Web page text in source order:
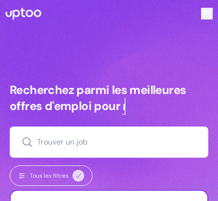
Recherchez parmi les meilleures
Recherchez parmi les meilleures
offres d'emploi pourmanagers
Trouver un job
Tous les filtres